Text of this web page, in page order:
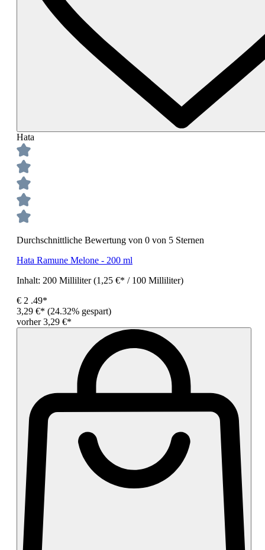
Hata
Durchschnittliche Bewertung von 0 von 5 Sternen
Hata Ramune Melone - 200 ml
Inhalt: 200 Milliliter(1,25 €* / 100 Milliliter)
€ 2 .49*
3,29 €* (24.32% gespart)
vorher 3,29 €*